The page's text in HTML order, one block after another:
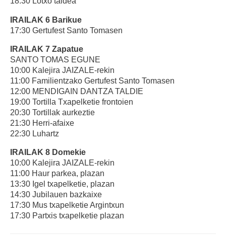
IRAILAK 6 Barikue
17:30 Gertufest Santo Tomasen
IRAILAK 7 Zapatue
SANTO TOMAS EGUNE
10:00 Kalejira JAIZALE-rekin
11:00 Familientzako Gertufest Santo Tomasen
12:00 MENDIGAIN DANTZA TALDIE
19:00 Tortilla Txapelketie frontoien
20:30 Tortillak aurkeztie
21:30 Herri-afaixe
22:30 Luhartz
IRAILAK 8 Domekie
10:00 Kalejira JAIZALE-rekin
11:00 Haur parkea, plazan
13:30 Igel txapelketie, plazan
14:30 Jubilauen bazkaixe
17:30 Mus txapelketie Argintxun
17:30 Partxis txapelketie plazan